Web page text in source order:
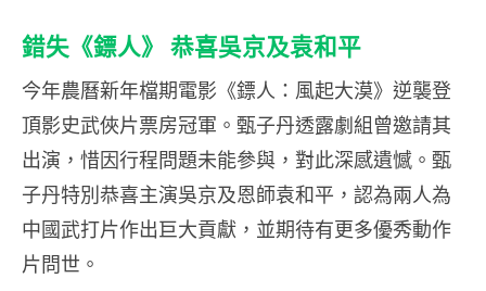
錯失《鏢人》 恭喜吳京及袁和平
今年農曆新年檔期電影《鏢人：風起大漠》逆襲登
頂影史武俠片票房冠軍。甄子丹透露劇組曾邀請其
出演，惜因行程問題未能參與，對此深感遺憾。甄
子丹特別恭喜主演吳京及恩師袁和平，認為兩人為
中國武打片作出巨大貢獻，並期待有更多優秀動作
片問世。